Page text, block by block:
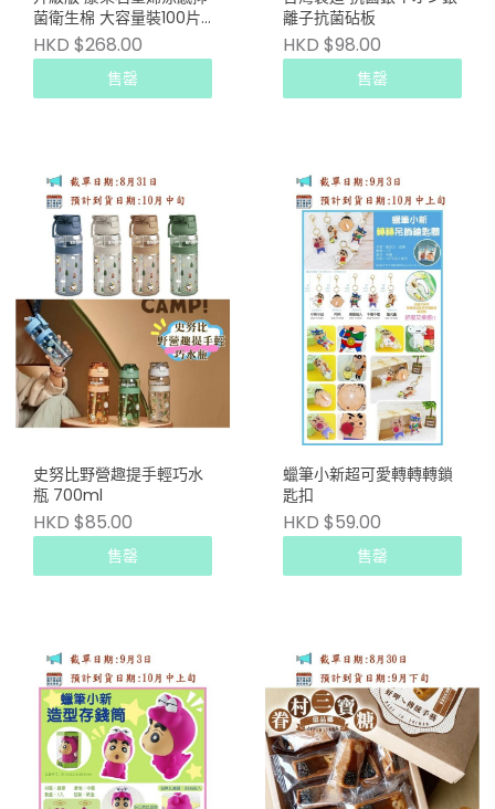
菌衛生棉 大容量裝100片/
包 (日用 24.5CM)
HKD $268.00
售罄
離子抗菌砧板
HKD $98.00
售罄
史努比野營趣提手輕巧水
瓶 700ml
HKD $85.00
售罄
蠟筆小新超可愛轉轉轉鎖
匙扣
HKD $59.00
售罄